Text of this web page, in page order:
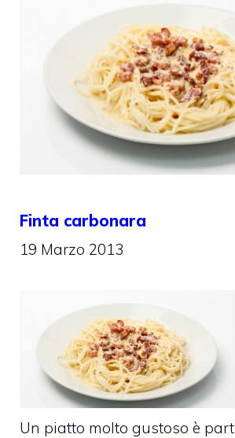
Finta carbonara
19 Marzo 2013
Un piatto molto gustoso è